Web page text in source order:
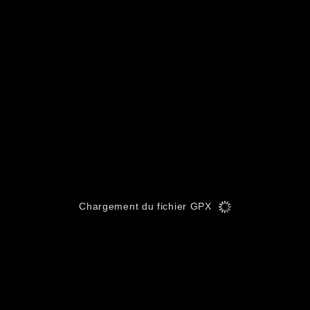
Chargement du fichier GPX